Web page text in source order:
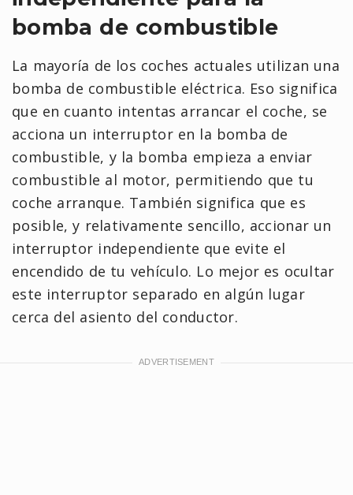
bomba de combustible
La mayoría de los coches actuales utilizan una
bomba de combustible eléctrica. Eso significa
que en cuanto intentas arrancar el coche, se
acciona un interruptor en la bomba de
combustible, y la bomba empieza a enviar
combustible al motor, permitiendo que tu
coche arranque. También significa que es
posible, y relativamente sencillo, accionar un
interruptor independiente que evite el
encendido de tu vehículo. Lo mejor es ocultar
este interruptor separado en algún lugar
cerca del asiento del conductor.